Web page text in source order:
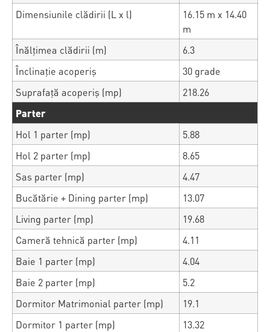
Dimensiunile clădirii (L x l)
16.15 m x 14.40
m
Înălțimea clădirii (m)
6.3
Înclinație acoperiș
30 grade
Suprafață acoperiș (mp)
218.26
Parter
Hol 1 parter (mp)
5.88
Hol 2 parter (mp)
8.65
Sas parter (mp)
4.47
Bucătărie + Dining parter (mp)
13.07
Living parter (mp)
19.68
Cameră tehnică parter (mp)
4.11
Baie 1 parter (mp)
4.04
Baie 2 parter (mp)
5.2
Dormitor Matrimonial parter (mp)
19.1
Dormitor 1 parter (mp)
13.32